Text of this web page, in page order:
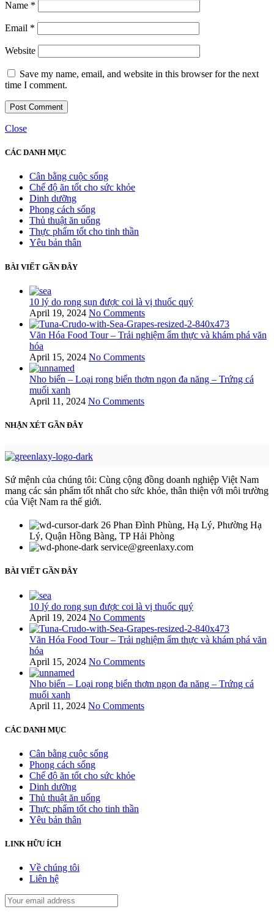
Name *
Email *
Website
Save my name, email, and website in this browser for the next
time I comment.
Close
CÁC DANH MỤC
Cân bằng cuộc sống
Chế độ ăn tốt cho sức khỏe
Dinh dưỡng
Phong cách sống
Thủ thuật ăn uống
Thực phẩm tốt cho tinh thần
Yêu bản thân
BÀI VIẾT GẦN ĐÂY
10 lý do rong sụn được coi là vị thuốc quý
April 19, 2024 No Comments
Văn Hóa Food Tour – Trải nghiệm ẩm thực và khám phá văn
hóa
April 15, 2024 No Comments
Nho biển – Loại rong biển thơm ngon đa năng – Trứng cá
muối xanh
April 11, 2024 No Comments
NHẬN XÉT GẦN ĐÂY
Sứ mệnh của chúng tôi: Cùng cộng đồng doanh nghiệp Việt Nam
mang các sản phẩm tốt nhất cho sức khỏe, thân thiện với môi trường
của Việt Nam ra thế giới.
26 Phan Đình Phùng, Hạ Lý, Phường Hạ
Lý, Quận Hồng Bàng, TP Hải Phòng
service@greenlaxy.com
BÀI VIẾT GẦN ĐÂY
10 lý do rong sụn được coi là vị thuốc quý
April 19, 2024 No Comments
Văn Hóa Food Tour – Trải nghiệm ẩm thực và khám phá văn
hóa
April 15, 2024 No Comments
Nho biển – Loại rong biển thơm ngon đa năng – Trứng cá
muối xanh
April 11, 2024 No Comments
CÁC DANH MỤC
Cân bằng cuộc sống
Phong cách sống
Chế độ ăn tốt cho sức khỏe
Dinh dưỡng
Thủ thuật ăn uống
Thực phẩm tốt cho tinh thần
Yêu bản thân
LINK HỮU ÍCH
Về chúng tôi
Liên hệ